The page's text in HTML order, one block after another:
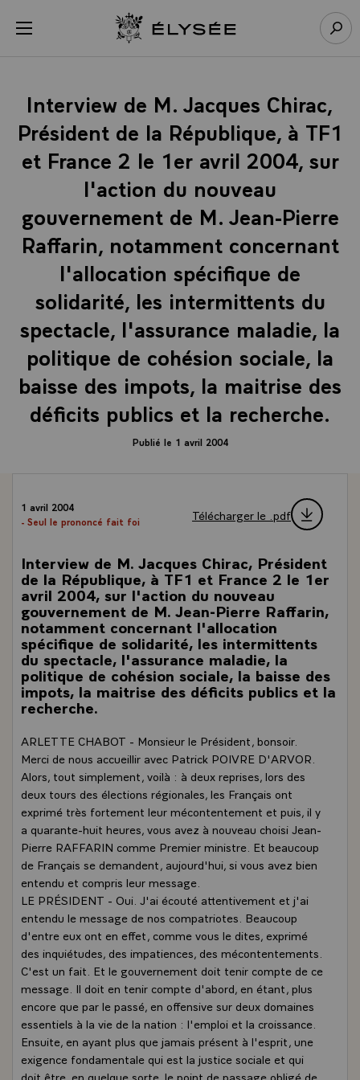
menu Retour à l’accueil Élysée
Interview de M. Jacques Chirac,
Président de la République, à TF1
et France 2 le 1er avril 2004, sur
l'action du nouveau
gouvernement de M. Jean-Pierre
Raffarin, notamment concernant
l'allocation spécifique de
solidarité, les intermittents du
spectacle, l'assurance maladie, la
politique de cohésion sociale, la
baisse des impots, la maitrise des
déficits publics et la recherche.
Publié le 1 avril 2004
1 avril 2004
- Seul le prononcé fait foi
Télécharger le .pdf
Interview de M. Jacques Chirac, Président
de la République, à TF1 et France 2 le 1er
avril 2004, sur l'action du nouveau
gouvernement de M. Jean-Pierre Raffarin,
notamment concernant l'allocation
spécifique de solidarité, les intermittents
du spectacle, l'assurance maladie, la
politique de cohésion sociale, la baisse des
impots, la maitrise des déficits publics et la
recherche.
ARLETTE CHABOT - Monsieur le Président, bonsoir.
Merci de nous accueillir avec Patrick POIVRE D'ARVOR.
Alors, tout simplement, voilà : à deux reprises, lors des
deux tours des élections régionales, les Français ont
exprimé très fortement leur mécontentement et puis, il y
a quarante-huit heures, vous avez à nouveau choisi Jean-
Pierre RAFFARIN comme Premier ministre. Et beaucoup
de Français se demandent, aujourd'hui, si vous avez bien
entendu et compris leur message.
LE PRÉSIDENT - Oui. J'ai écouté attentivement et j'ai
entendu le message de nos compatriotes. Beaucoup
d'entre eux ont en effet, comme vous le dites, exprimé
des inquiétudes, des impatiences, des mécontentements.
C'est un fait. Et le gouvernement doit tenir compte de ce
message. Il doit en tenir compte d'abord, en étant, plus
encore que par le passé, en offensive sur deux domaines
essentiels à la vie de la nation : l'emploi et la croissance.
Ensuite, en ayant plus que jamais présent à l'esprit, une
exigence fondamentale qui est la justice sociale et qui
doit être, en quelque sorte, le point de passage obligé de
Panneau de gestion des cookies